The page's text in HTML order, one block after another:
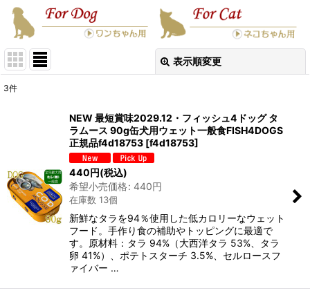
表示順変更
3件
NEW 最短賞味2029.12・フィッシュ4ドッグ タ
ラムース 90g缶犬用ウェット一般食FISH4DOGS
正規品f4d18753 [f4d18753]
440 円(税込)
希望小売価格: 440円
在庫数 13個
新鮮なタラを94％使用した低カロリーなウェット
フード。手作り食の補助やトッピングに最適で
す。原材料：タラ 94%（大西洋タラ 53%、タラ
卵 41%）、ポテトスターチ 3.5%、セルロースフ
ァイバー …